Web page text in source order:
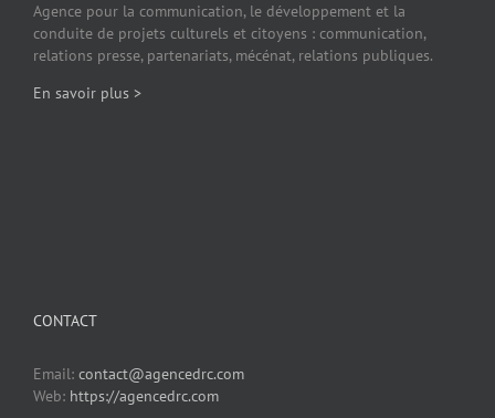
Agence pour la communication, le développement et la
conduite de projets culturels et citoyens : communication,
relations presse, partenariats, mécénat, relations publiques.
En savoir plus >
CONTACT
Email: contact@agencedrc.com
Web: https://agencedrc.com